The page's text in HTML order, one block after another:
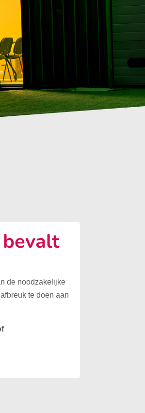
de noodzakelijke
te doen aan